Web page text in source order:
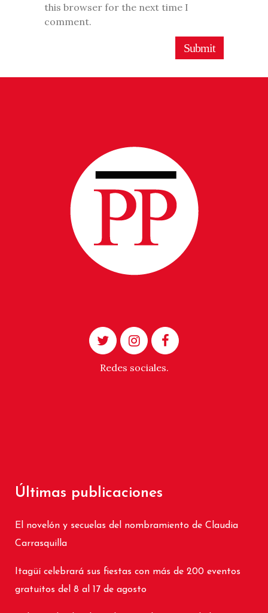
this browser for the next time I
comment.
Redes sociales.
Últimas publicaciones
El novelón y secuelas del nombramiento de Claudia
Carrasquilla
Itagüí celebrará sus fiestas con más de 200 eventos
gratuitos del 8 al 17 de agosto